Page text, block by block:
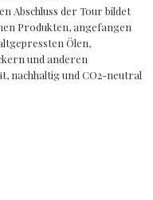
Abschluss der Tour bildet
Produkten, angefangen
Ölen,
und anderen
nachhaltig und CO2-neutral